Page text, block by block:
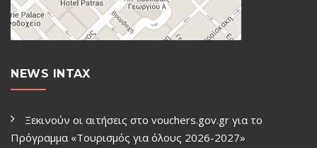
NEWS INTAX
Ξεκινούν οι αιτήσεις στο vouchers.gov.gr για το
Πρόγραμμα «Τουρισμός για όλους 2026-2027»